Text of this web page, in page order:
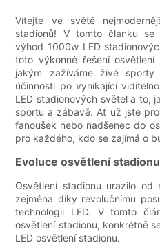
Vítejte ve světě
stadionů! V tomto článku se
výhod 1000w LED
toto výkonné řešení
jakým zažíváme živé
účinnosti po vynikající
LED stadionových světel a to,
sportu a zábavě. Ať už jste
fanoušek nebo nadšenec do
pro každého, kdo se zajímá o
Evoluce osvětlení
Osvětlení stadionu urazilo od
zejména díky revolučnímu
technologii LED. V tomto
osvětlení stadionu, konkrétně
LED osvětlení stadionu.